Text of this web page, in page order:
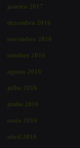
janeiro 2017
dezembro 2016
novembro 2016
outubro 2016
agosto 2016
julho 2016
junho 2016
maio 2016
abril 2016